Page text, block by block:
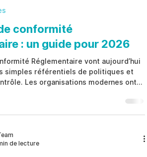
conformité
: un guide pour 2026
Réglementaire vont aujourd’hui
simples référentiels de politiques et
Les organisations modernes ont
les contrôles internes, les
preuves et les indicateurs de risque
Solutions de Conformité
entreprises renforcent leur
de lecture